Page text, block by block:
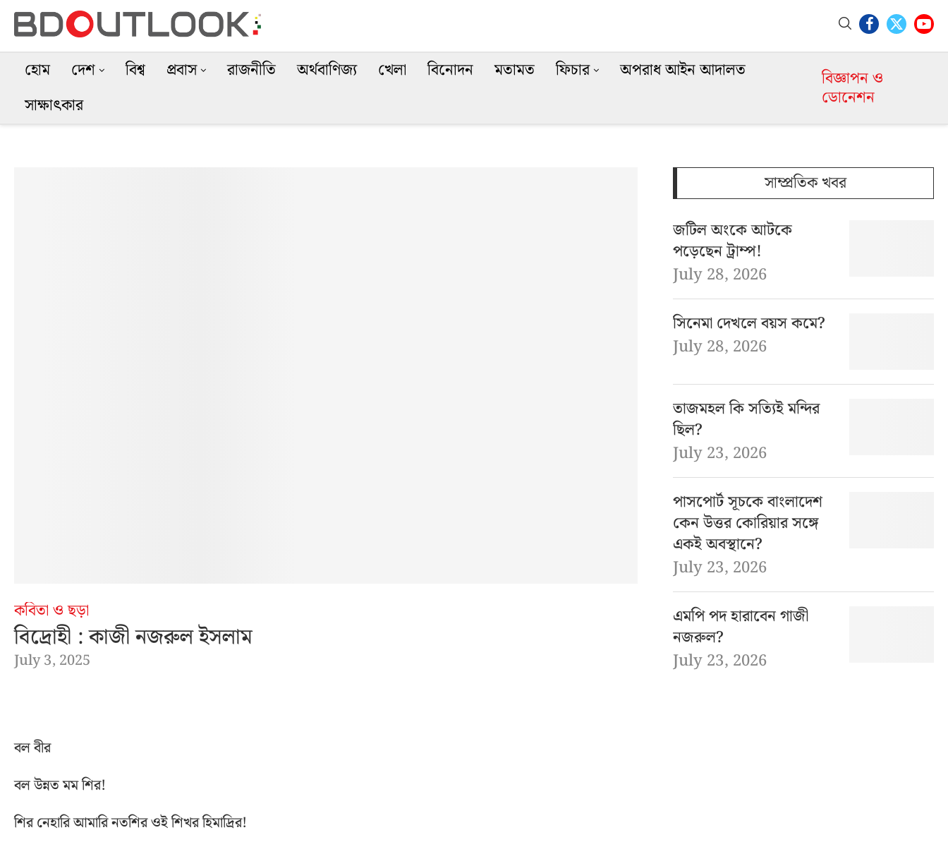
হোম দেশ বিশ্ব প্রবাস রাজনীতি অর্থবাণিজ্য খেলা বিনোদন মতামত ফিচার
অপরাধ আইন আদালত
সাক্ষাৎকার
বিজ্ঞাপন ও
ডোনেশন
কবিতা ও ছড়া
বিদ্রোহী : কাজী নজরুল ইসলাম
July 3, 2025
বল বীর
বল উন্নত মম শির!
শির নেহারি আমারি নতশির ওই শিখর হিমাদ্রির!
সাম্প্রতিক খবর
জটিল অংকে আটকে
পড়েছেন ট্রাম্প!
July 28, 2026
সিনেমা দেখলে বয়স কমে?
July 28, 2026
তাজমহল কি সত্যিই মন্দির
ছিল?
July 23, 2026
পাসপোর্ট সূচকে বাংলাদেশ
কেন উত্তর কোরিয়ার সঙ্গে
একই অবস্থানে?
July 23, 2026
এমপি পদ হারাবেন গাজী
নজরুল?
July 23, 2026